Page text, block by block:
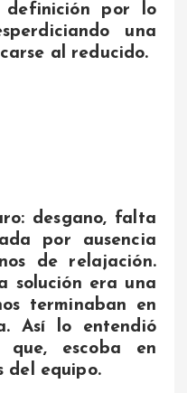
por lo
una
al reducido.
desgano, falta
por ausencia
de relajación.
solución era una
terminaban en
Así lo entendió
que, escoba en
del equipo.